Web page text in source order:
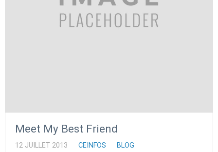
Meet My Best Friend
12 JUILLET 2013 CEINFOS BLOG